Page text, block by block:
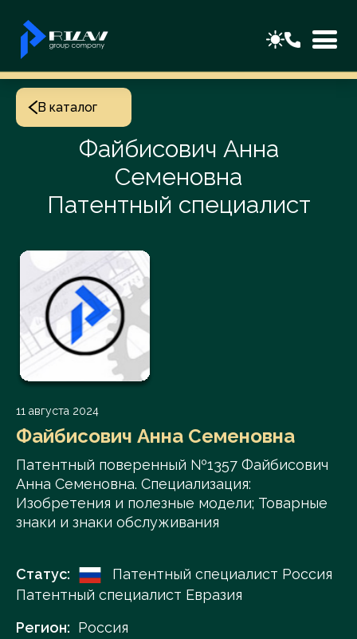
В каталог
Файбисович Анна
Семеновна
Патентный специалист
11 августа 2024
Файбисович Анна Семеновна
Патентный поверенный №1357 Файбисович
Анна Семеновна. Специализация:
Изобретения и полезные модели; Товарные
знаки и знаки обслуживания
Статус:
Патентный специалист Россия
Патентный специалист Евразия
Регион: Россия